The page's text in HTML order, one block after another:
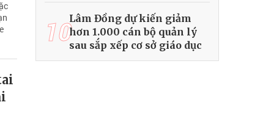
10Lâm Đồng dự kiến giảm
hơn 1.000 cán bộ quản lý
sau sắp xếp cơ sở giáo dục